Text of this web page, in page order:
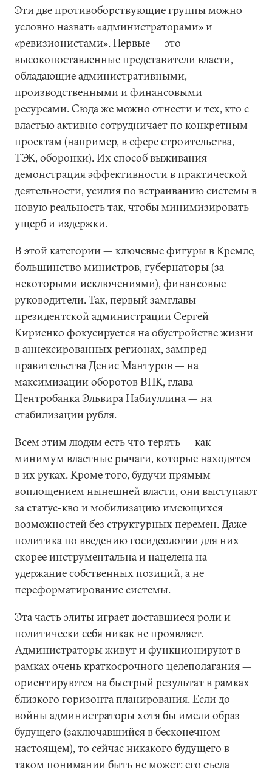
Эти две противоборствующие группы можно
условно назвать «администраторами» и
«ревизионистами». Первые — это
высокопоставленные представители власти,
обладающие административными,
производственными и финансовыми
ресурсами. Сюда же можно отнести и тех, кто с
властью активно сотрудничает по конкретным
проектам (например, в сфере строительства,
ТЭК, оборонки). Их способ выживания —
демонстрация эффективности в практической
деятельности, усилия по встраиванию системы в
новую реальность так, чтобы минимизировать
ущерб и издержки.
В этой категории — ключевые фигуры в Кремле,
большинство министров, губернаторы (за
некоторыми исключениями), финансовые
руководители. Так, первый замглавы
президентской администрации Сергей
Кириенко фокусируется на обустройстве жизни
в аннексированных регионах, зампред
правительства Денис Мантуров — на
максимизации оборотов ВПК, глава
Центробанка Эльвира Набиуллина — на
стабилизации рубля.
Всем этим людям есть что терять — как
минимум властные рычаги, которые находятся
в их руках. Кроме того, будучи прямым
воплощением нынешней власти, они выступают
за статус-кво и мобилизацию имеющихся
возможностей без структурных перемен. Даже
политика по введению госидеологии для них
скорее инструментальна и нацелена на
удержание собственных позиций, а не
переформатирование системы.
Эта часть элиты играет доставшиеся роли и
политически себя никак не проявляет.
Администраторы живут и функционируют в
рамках очень краткосрочного целеполагания —
ориентируются на быстрый результат в рамках
близкого горизонта планирования. Если до
войны администраторы хотя бы имели образ
будущего (заключавшийся в бесконечном
настоящем), то сейчас никакого будущего в
таком понимании быть не может: его съела